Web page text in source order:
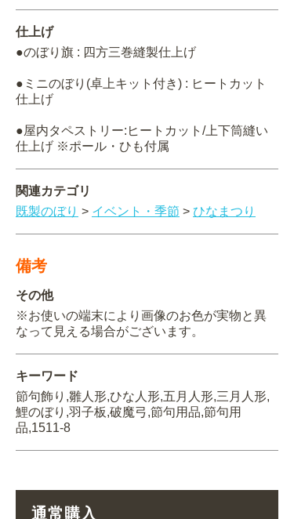
仕上げ
●のぼり旗 : 四方三巻縫製仕上げ
●ミニのぼり(卓上キット付き) : ヒートカット
仕上げ
●屋内タペストリー:ヒートカット/上下筒縫い
仕上げ ※ポール・ひも付属
関連カテゴリ
既製のぼり > イベント・季節 > ひなまつり
備考
その他
※お使いの端末により画像のお色が実物と異
なって見える場合がございます。
キーワード
節句飾り,雛人形,ひな人形,五月人形,三月人形,
鯉のぼり,羽子板,破魔弓,節句用品,節句用
品,1511-8
通常購入